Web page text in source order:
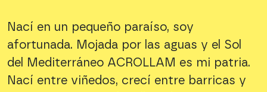
Nací en un pequeño paraíso, soy
afortunada. Mojada por las aguas y el Sol
del Mediterráneo ACROLLAM es mi patria.
Nací entre viñedos, crecí entre barricas y